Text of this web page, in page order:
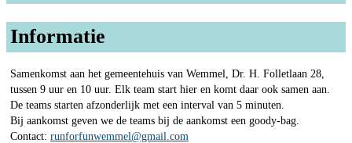
Informatie
Samenkomst aan het gemeentehuis van Wemmel, Dr. H. Folletlaan 28,
tussen 9 uur en 10 uur. Elk team start hier en komt daar ook samen aan.
De teams starten afzonderlijk met een interval van 5 minuten.
Bij aankomst geven we de teams bij de aankomst een goody-bag.
Contact: runforfunwemmel@gmail.com